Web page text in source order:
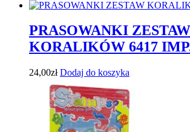
PRASOWANKI ZESTAW
KORALIKÓW 6417
24,00zł Dodaj do koszyka